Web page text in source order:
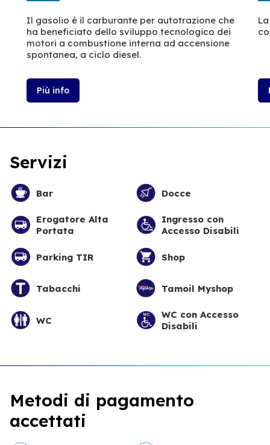
Il gasolio è il carburante per autotrazione che
ha beneficiato dello sviluppo tecnologico dei
motori a combustione interna ad accensione
spontanea, a ciclo diesel.
Più info
Servizi
Bar Docce
Erogatore Alta
Portata
Ingresso con
Accesso Disabili
Parking TIR Shop
Tabacchi Tamoil Myshop
WC
WC con Accesso
Disabili
Metodi di pagamento
accettati